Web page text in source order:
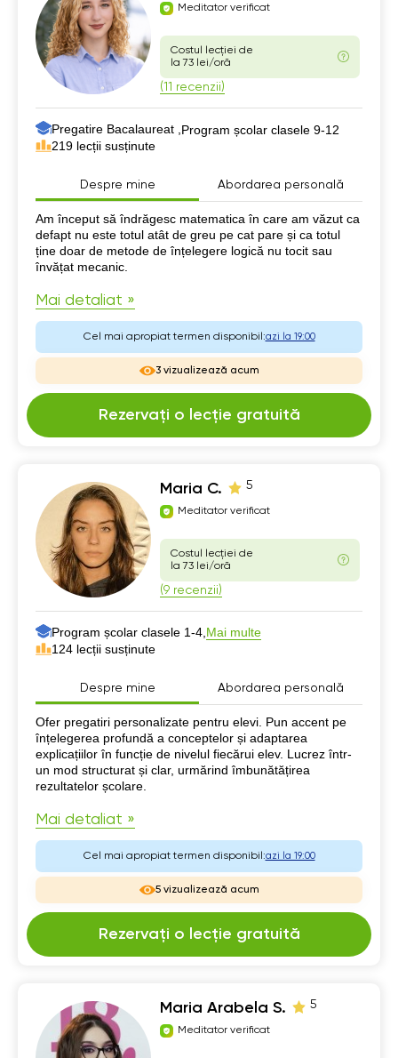
Meditator verificat
Costul lecției de
la 73 lei/oră
(11 recenzii)
Pregatire Bacalaureat , Program școlar clasele 9-12
219 lecții susținute
Despre mine Abordarea personală
Despre mine
Am început să îndrăgesc matematica în care am văzut ca
defapt nu este totul atât de greu pe cat pare și ca totul
ține doar de metode de înțelegere logică nu tocit sau
învățat mecanic.
Mai detaliat »
Cel mai apropiat termen disponibil:azi la 19:00
3 vizualizează acum
Rezervați o lecție gratuită
Maria C. 5
Meditator verificat
Costul lecției de
la 73 lei/oră
(9 recenzii)
Program școlar clasele 1-4, Mai multe
124 lecții susținute
Despre mine Abordarea personală
Despre mine
Ofer pregatiri personalizate pentru elevi. Pun accent pe
înțelegerea profundă a conceptelor și adaptarea
explicațiilor în funcție de nivelul fiecărui elev. Lucrez într-
un mod structurat și clar, urmărind îmbunătățirea
rezultatelor școlare.
Mai detaliat »
Cel mai apropiat termen disponibil:azi la 19:00
5 vizualizează acum
Rezervați o lecție gratuită
Maria Arabela S. 5
Meditator verificat